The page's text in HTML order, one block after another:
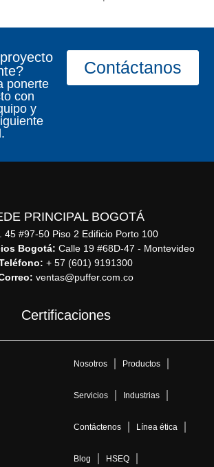
ponerte
con
y
Contáctanos
PRINCIPAL BOGOTÁ
45 #97-50 Piso 2 Edificio Porto 100
Bogotá: Calle 19 #68D-47 - Montevideo
+ 57 (601) 9191300
ventas@puffer.com.co
Certificaciones
Nosotros Productos
Servicios Industrias
Contáctenos Línea ética
Blog HSEQ